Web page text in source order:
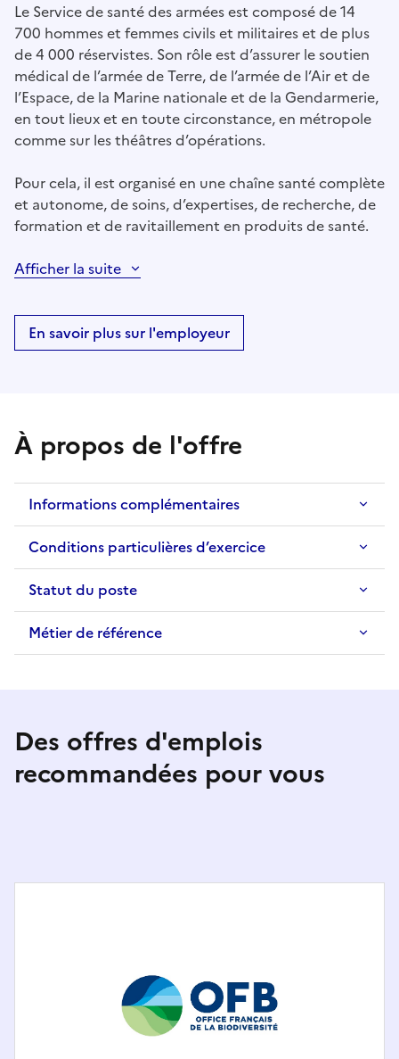
Le Service de santé des armées est composé de 14
700 hommes et femmes civils et militaires et de plus
de 4 000 réservistes. Son rôle est d’assurer le soutien
médical de l’armée de Terre, de l’armée de l’Air et de
l’Espace, de la Marine nationale et de la Gendarmerie,
en tout lieux et en toute circonstance, en métropole
comme sur les théâtres d’opérations.
Pour cela, il est organisé en une chaîne santé complète
et autonome, de soins, d’expertises, de recherche, de
formation et de ravitaillement en produits de santé.
Afficher la suite
En savoir plus sur l'employeur
À propos de l'offre
Informations complémentaires
Conditions particulières d’exercice
Statut du poste
Métier de référence
Des offres d'emplois
recommandées pour vous